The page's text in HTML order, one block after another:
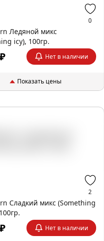
0
Ледяной микс
icy), 100гр.
Нет в наличии
Показать цены
2
Сладкий микс (Something
Нет в наличии